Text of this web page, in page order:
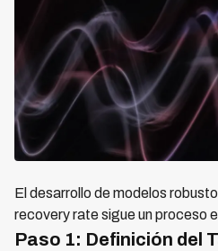
El desarrollo de modelos
recovery rate sigue un proceso
Paso 1: Definición del